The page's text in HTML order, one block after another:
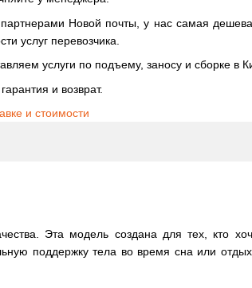
Новой почты, у нас самая
услуг перевозчика.
услуги по подъему, заносу и сборке в
и возврат.
и стоимости
Эта модель создана для тех, кто
поддержку тела во время сна или